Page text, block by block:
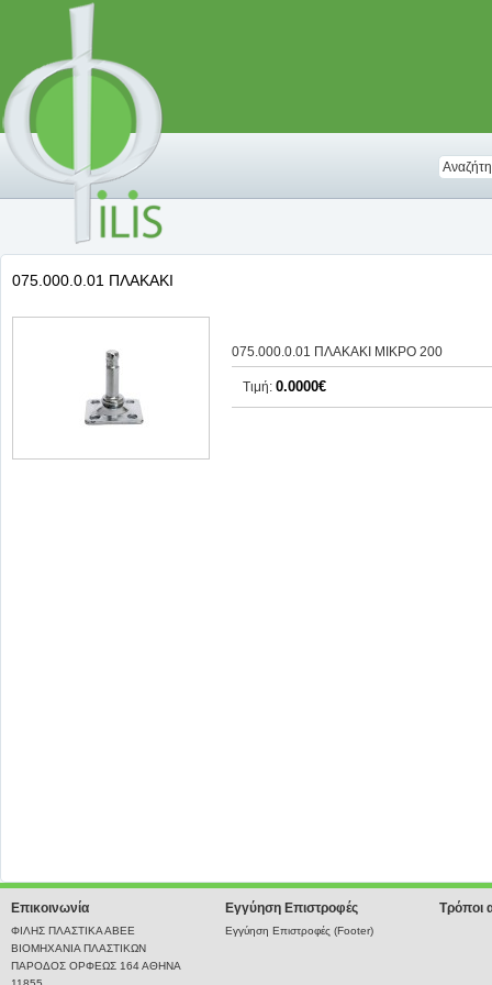
075.000.0.01 ΠΛΑΚΑΚΙ
075.000.0.01 ΠΛΑΚΑΚΙ ΜΙΚΡΟ 200
Τιμή: 0.0000€
Επικοινωνία
ΦΙΛΗΣ ΠΛΑΣΤΙΚΑ ΑΒΕΕ
ΒΙΟΜΗΧΑΝΙΑ ΠΛΑΣΤΙΚΩΝ
ΠΑΡΟΔΟΣ ΟΡΦΕΩΣ 164 ΑΘΗΝΑ
Εγγύηση Επιστροφές
Εγγύηση Επιστροφές (Footer)
Τρόποι